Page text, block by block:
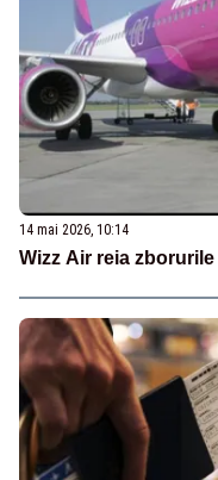
14 mai 2026, 10:14
Wizz Air reia